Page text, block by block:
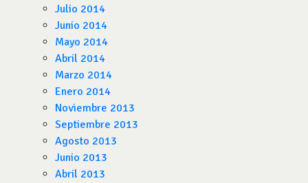
Julio 2014
Junio 2014
Mayo 2014
Abril 2014
Marzo 2014
Enero 2014
Noviembre 2013
Septiembre 2013
Agosto 2013
Junio 2013
Abril 2013